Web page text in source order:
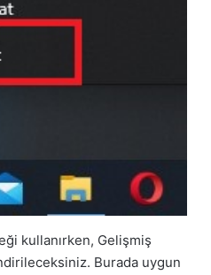
kullanırken, Gelişmiş
Burada uygun